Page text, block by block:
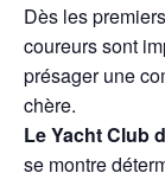
Dès les
coureurs sont
présager une
chère.
Le Yacht Club
se montre